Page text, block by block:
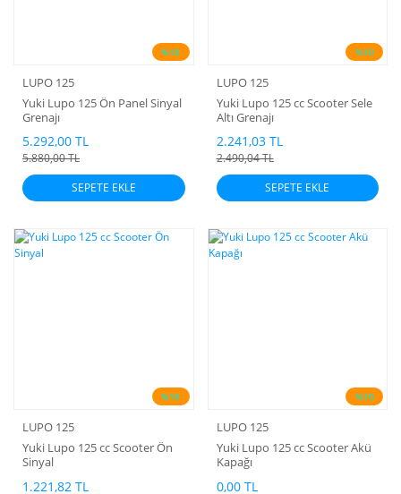
%10
LUPO 125
Yuki Lupo 125 Ön Panel Sinyal
Grenajı
5.292,00 TL
5.880,00 TL
SEPETE EKLE
%10
LUPO 125
Yuki Lupo 125 cc Scooter Sele
Altı Grenajı
2.241,03 TL
2.490,04 TL
SEPETE EKLE
%10
LUPO 125
Yuki Lupo 125 cc Scooter Ön
Sinyal
1.221,82 TL
%10
LUPO 125
Yuki Lupo 125 cc Scooter Akü
Kapağı
0,00 TL